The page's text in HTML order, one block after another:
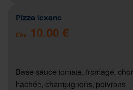
Pizza texane
Dès 10.00 €
Base sauce tomate, fromage,
hachée, champignons, poivrons